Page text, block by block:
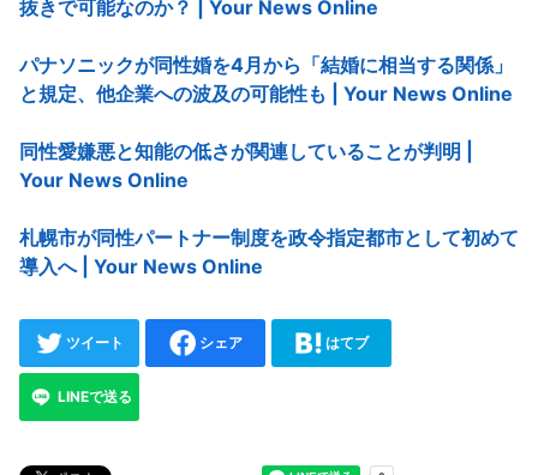
抜きで可能なのか？ | Your News Online
パナソニックが同性婚を4月から「結婚に相当する関係」
と規定、他企業への波及の可能性も | Your News Online
同性愛嫌悪と知能の低さが関連していることが判明 |
Your News Online
札幌市が同性パートナー制度を政令指定都市として初めて
導入へ | Your News Online
ツイート シェア はてブ
LINEで送る